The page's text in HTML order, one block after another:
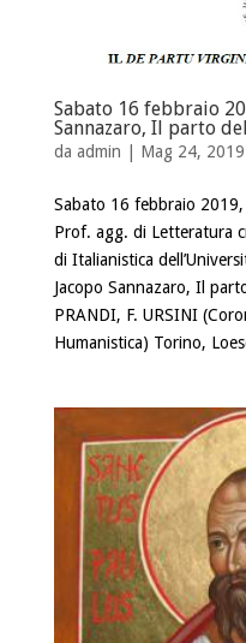
Sabato 16 febbraio
Sannazaro, Il parto
da admin | Mag 24,
Sabato 16 febbraio
Prof. agg. di Letteratura
di Italianistica
Jacopo Sannazaro, Il
PRANDI, F. URSINI
Humanistica) Torino,